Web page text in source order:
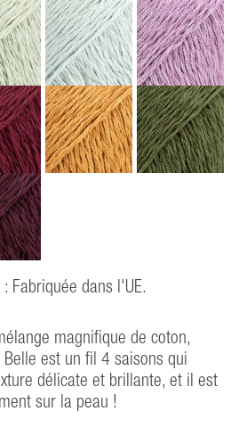
: Fabriquée dans l'UE.
magnifique de coton,
Belle est un fil 4 saisons qui
délicate et brillante, et il est
sur la peau !